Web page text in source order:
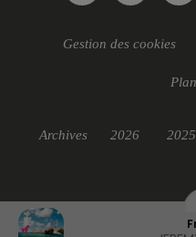
Gestion des cookies
Archives 2026 2025